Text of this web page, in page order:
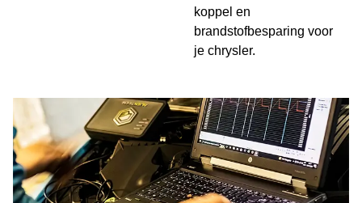
koppel en
brandstofbesparing voor
je chrysler.